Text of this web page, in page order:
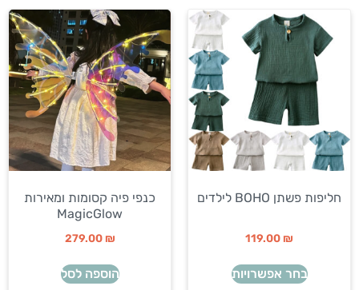
חליפות פשתן BOHO לילדים
119.00 ₪
בחר אפשרויות
כנפי פיה קסומות ומאירות
MagicGlow
279.00 ₪
הוספה לסל